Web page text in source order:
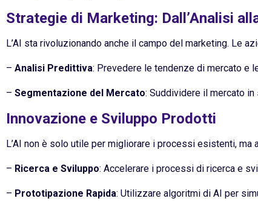
Strategie di Marketing: Dall’Analisi
L’AI sta rivoluzionando anche il campo del marketing. Le
– Analisi Predittiva: Prevedere le tendenze di mercato e
– Segmentazione del Mercato: Suddividere il mercato
Innovazione e Sviluppo Prodotti
L’AI non è solo utile per migliorare i processi esistenti, ma
– Ricerca e Sviluppo: Accelerare i processi di ricerca e
– Prototipazione Rapida: Utilizzare algoritmi di AI per